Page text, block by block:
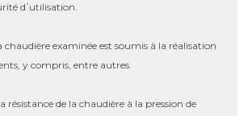
d᾿utilisation.
chaudière examinée est soumis à la réalisation
y compris, entre autres.
résistance de la chaudière à la pression de